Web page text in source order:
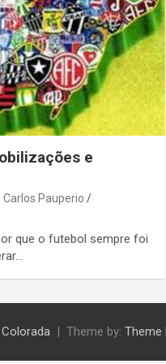
e
Pauperio
que o futebol sempre foi
Theme by: Theme